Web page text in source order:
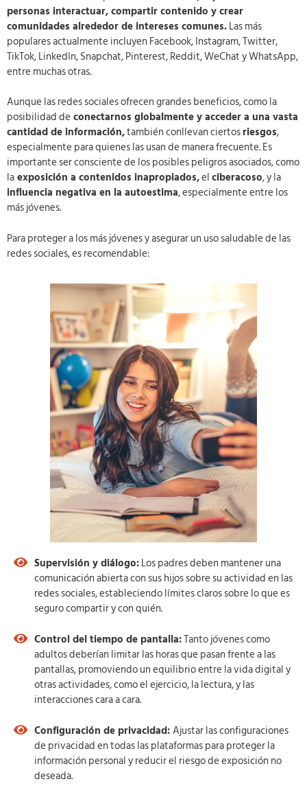
personas interactuar, compartir contenido y crear
comunidades alrededor de intereses comunes.Las más
populares actualmente incluyen Facebook, Instagram, Twitter,
TikTok, LinkedIn, Snapchat, Pinterest, Reddit, WeChat y WhatsApp,
entre muchas otras.
Aunque las redes sociales ofrecen grandes beneficios, como la
posibilidad de conectarnos globalmente y acceder a una vasta
cantidad de información,también conllevan ciertosriesgos,
especialmente para quienes las usan de manera frecuente. Es
importante ser consciente de los posibles peligros asociados, como
laexposición a contenidos inapropiados,elciberacoso, y la
influencia negativa en la autoestima, especialmente entre los
más jóvenes.
Para proteger a los más jóvenes y asegurar un uso saludable de las
redes sociales, es recomendable:
Supervisión y diálogo:Los padres deben mantener una
comunicación abierta con sus hijos sobre su actividad en las
redes sociales, estableciendo límites claros sobre lo que es
seguro compartir y con quién.
Control del tiempo de pantalla:Tanto jóvenes como
adultos deberían limitar las horas que pasan frente a las
pantallas, promoviendo un equilibrio entre la vida digital y
otras actividades, como el ejercicio, la lectura, y las
interacciones cara a cara.
Configuración de privacidad:Ajustar las configuraciones
de privacidad en todas las plataformas para proteger la
información personal y reducir el riesgo de exposición no
deseada.